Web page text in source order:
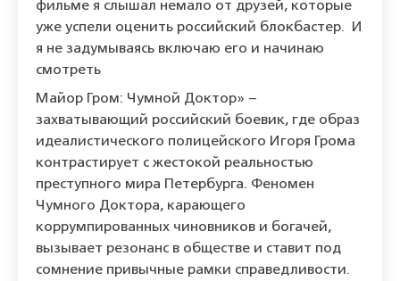
фильме я слышал немало от друзей, которые
уже успели оценить российский блокбастер. И
я не задумываясь включаю его и начинаю
смотреть
Майор Гром: Чумной Доктор» –
захватывающий российский боевик, где образ
идеалистического полицейского Игоря Грома
контрастирует с жестокой реальностью
преступного мира Петербурга. Феномен
Чумного Доктора, карающего
коррумпированных чиновников и богачей,
вызывает резонанс в обществе и ставит под
сомнение привычные рамки справедливости.